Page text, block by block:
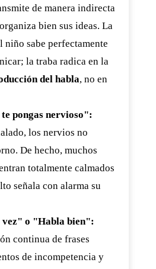
de manera indirecta
bien sus ideas. La
niño sabe perfectamente
la traba radica en la
del habla, no en
pongas nervioso":
los nervios no
De hecho, muchos
totalmente calmados
señala con alarma su
vez" o "Habla bien":
continua de frases
de incompetencia y